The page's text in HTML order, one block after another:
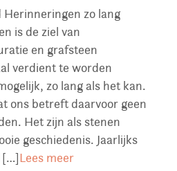
zo lang
is de ziel van
en grafsteen
verdient te worden
zo lang als het kan.
ons betreft daarvoor geen
Het zijn als stenen
geschiedenis. Jaarlijks
[…]Lees meer